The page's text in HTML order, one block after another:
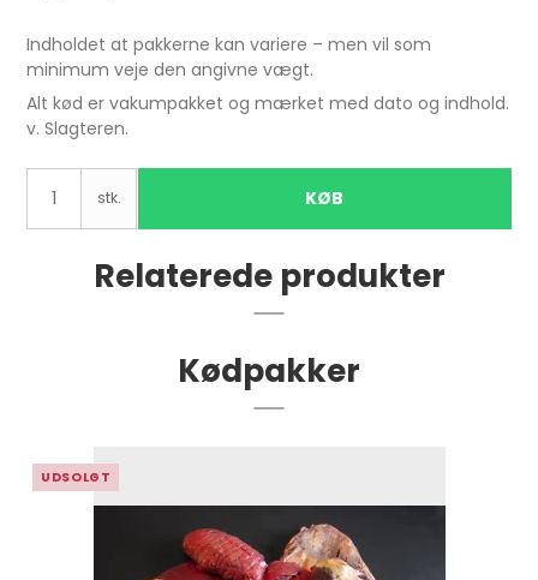
Indholdet at pakkerne kan variere – men vil som
minimum veje den angivne vægt.
Alt kød er vakumpakket og mærket med dato og indhold.
v. Slagteren.
stk. KØB
Relaterede produkter
Kødpakker
UDSOLGT